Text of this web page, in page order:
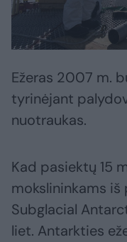
Ežeras 2007 m.
tyrinėjant
nuotraukas.
Kad pasiektų 15
mokslininkams iš
Subglacial
liet. Antarkties